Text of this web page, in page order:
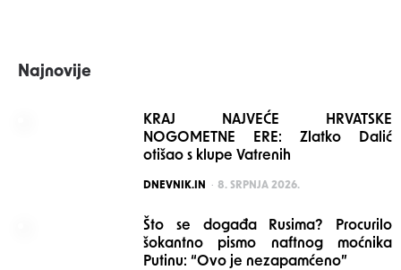
Najnovije
KRAJ NAJVEĆE HRVATSKE
NOGOMETNE ERE: Zlatko Dalić
otišao s klupe Vatrenih
POSTED
DNEVNIK.IN 8. SRPNJA 2026.
Što se događa Rusima? Procurilo
šokantno pismo naftnog moćnika
Putinu: “Ovo je nezapamćeno”